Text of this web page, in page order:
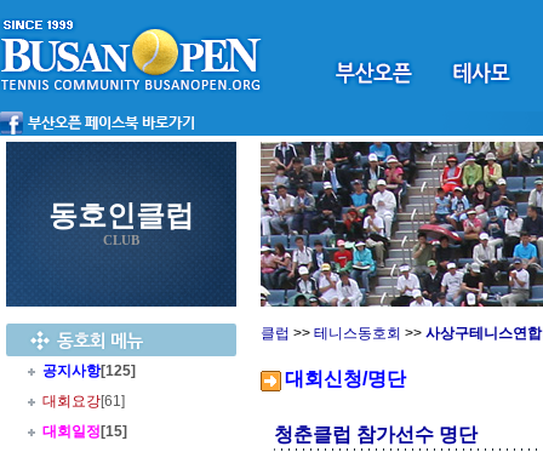
동호인클럽
CLUB
공지사항[125]
대회요강[61]
대회일정 [15]
클럽 >> 테니스동호회 >> 사상구테니스연
대회신청/명단
청춘클럽 참가선수 명단